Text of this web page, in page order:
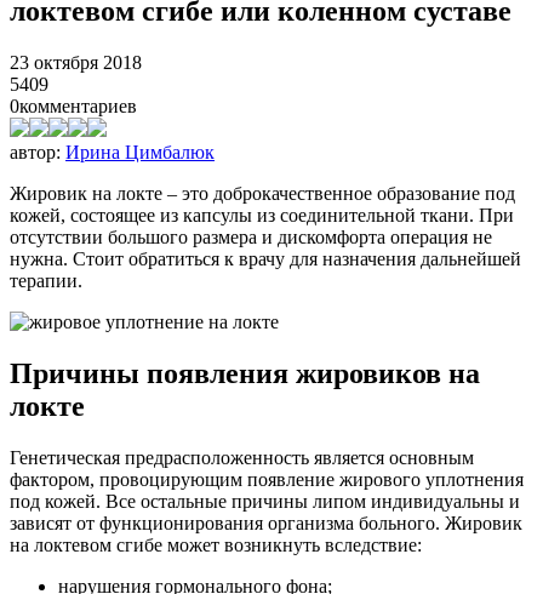
локтевом сгибе или коленном суставе
23 октября 2018
5409
0комментариев
автор: Ирина Цимбалюк
Жировик на локте – это доброкачественное образование под
кожей, состоящее из капсулы из соединительной ткани. При
отсутствии большого размера и дискомфорта операция не
нужна. Стоит обратиться к врачу для назначения дальнейшей
терапии.
Причины появления жировиков на
локте
Генетическая предрасположенность является основным
фактором, провоцирующим появление жирового уплотнения
под кожей. Все остальные причины липом индивидуальны и
зависят от функционирования организма больного. Жировик
на локтевом сгибе может возникнуть вследствие:
нарушения гормонального фона;